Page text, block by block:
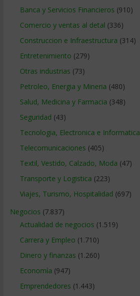
Banca y Servicios Financieros (910)
Comercio y ventas al detal (336)
Construccion e Infraestructura (314)
Entretenimiento (279)
Otras industrias (73)
Petroleo, Energia y Mineria (480)
Salud, Medicina y Farmacia (348)
Seguridad (43)
Tecnologia, Electronica e Informatica
Telecomunicaciones (405)
Textil, Vestido, Calzado, Moda (47)
Transporte y Logistica (223)
Viajes, Turismo, Hospitalidad (697)
Negocios (7.837)
Actualidad de negocios (1.519)
Carrera y Empleo (1.710)
Dinero y finanzas (1.260)
Economía (947)
Emprendedores (1.443)